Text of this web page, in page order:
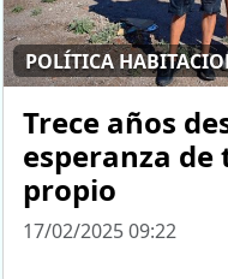
POLÍTICA
Trece años
esperanza
propio
17/02/2025 09:22